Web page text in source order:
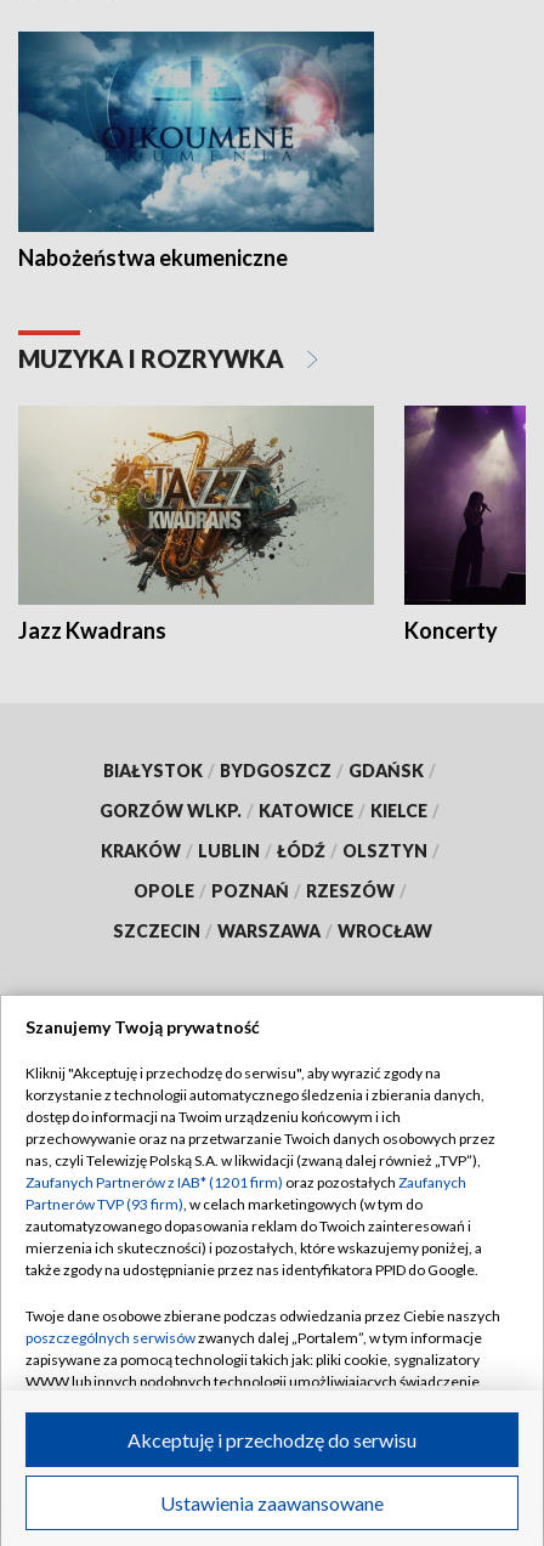
Nabożeństwa ekumeniczne
MUZYKA I ROZRYWKA
Jazz Kwadrans Koncerty
BIAŁYSTOK / BYDGOSZCZ / GDAŃSK /
GORZÓW WLKP. / KATOWICE / KIELCE /
KRAKÓW / LUBLIN / ŁÓDŹ / OLSZTYN /
OPOLE / POZNAŃ / RZESZÓW /
SZCZECIN / WARSZAWA / WROCŁAW
TVP
Abonament TVP
Emisja w TVP
Centrum informacji TVP
Naziemna Telewizja Cyfrowa
Rada Programowa
System NOS
Informacje o nadawcy
Program dla prasy
Ogłoszenie przetargowe
Regulamin TVP
Polityka prywatności
Moje zgody
Pomoc
Kontakt
Kanały
©2026 Telewizja Polska S.A. w likwidacji
Szanujemy Twoją prywatność
Kliknij "Akceptuję i przechodzę do serwisu", aby wyrazić zgody na
korzystanie z technologii automatycznego śledzenia i zbierania danych,
dostęp do informacji na Twoim urządzeniu końcowym i ich
przechowywanie oraz na przetwarzanie Twoich danych osobowych przez
nas, czyli Telewizję Polską S.A. w likwidacji (zwaną dalej również „TVP”),
Zaufanych Partnerów z IAB* (1201 firm) oraz pozostałych Zaufanych
Partnerów TVP (93 firm), w celach marketingowych (w tym do
zautomatyzowanego dopasowania reklam do Twoich zainteresowań i
mierzenia ich skuteczności) i pozostałych, które wskazujemy poniżej, a
także zgody na udostępnianie przez nas identyfikatora PPID do Google.
Twoje dane osobowe zbierane podczas odwiedzania przez Ciebie naszych
poszczególnych serwisówzwanych dalej „Portalem”, w tym informacje
zapisywane za pomocą technologii takich jak: pliki cookie, sygnalizatory
WWW lub innych podobnych technologii umożliwiających świadczenie
ruchu w Internecie.
Twoje dane osobowe zbierane podczas odwiedzania przez Ciebie
poszczególnych serwisówna Portalu, takie jak adresy IP, identyfikatory
Ustawienia zaawansowane
Akceptuję i przechodzę do serwisu